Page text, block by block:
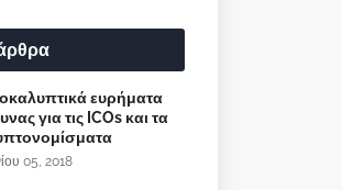
ευρήματα
για τις ICOs και τα
05, 2018